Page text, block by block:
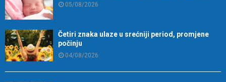
05/08/2026
Četiri znaka ulaze u srećniji period, promjene
počinju
04/08/2026